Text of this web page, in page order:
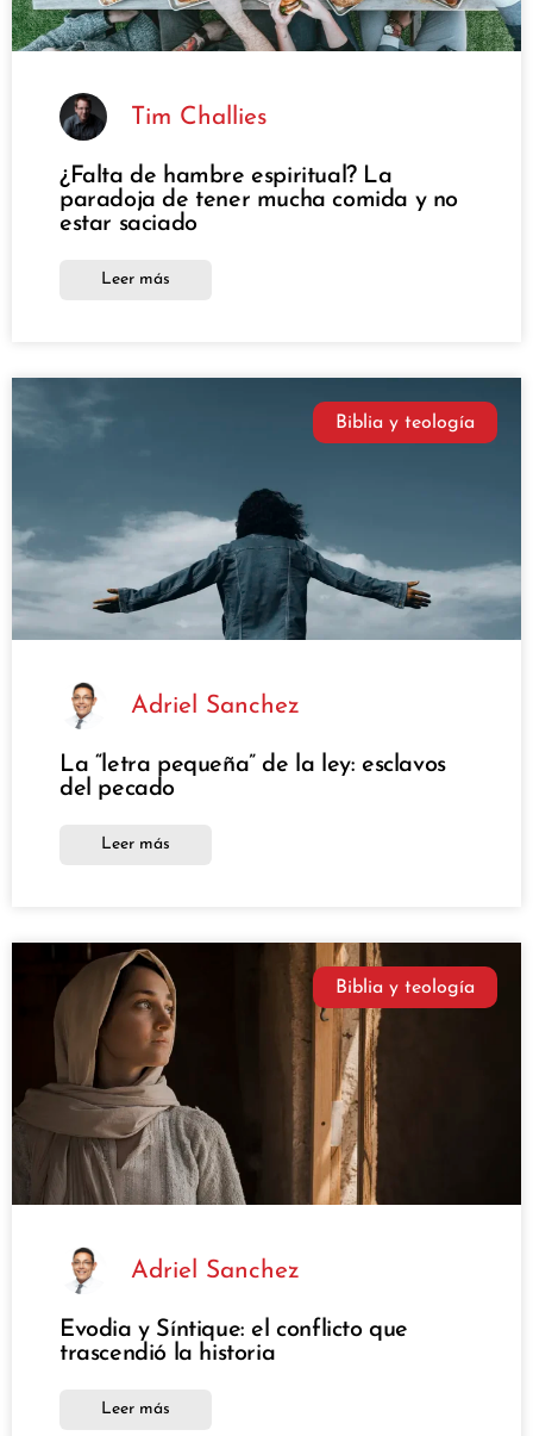
Tim Challies
¿Falta de hambre espiritual? La
paradoja de tener mucha comida y no
estar saciado
Leer más
Biblia y teología
Adriel Sanchez
La “letra pequeña” de la ley: esclavos
del pecado
Leer más
Biblia y teología
Adriel Sanchez
Evodia y Síntique: el conflicto que
trascendió la historia
Leer más